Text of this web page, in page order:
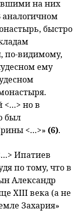
на них
аналогичном
быстро
по-видимому,
ему
<…> но в
был
<…>» (6).
Ипатиев
по тому, что в
Александр
XIII века (а не
Захария»